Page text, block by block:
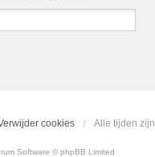
cookies Alle tijden zijn
Software © phpBB Limited